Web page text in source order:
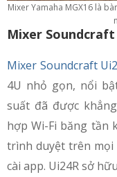
Mixer Yamaha MGX16 là
Mixer Soundcraft
Mixer Soundcraft
4U nhỏ gọn, nổi
suất đã được
hợp Wi-Fi băng tần
trình duyệt trên
cài app. Ui24R sở